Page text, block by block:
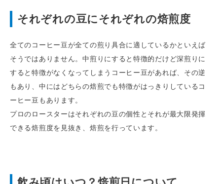
それぞれの豆にそれぞれの焙煎度
全てのコーヒー豆が全ての煎り具合に適しているかといえば
そうではありません。中煎りにすると特徴的だけど深煎りに
すると特徴がなくなってしまうコーヒー豆があれば、その逆
もあり、中にはどちらの焙煎でも特徴がはっきりしているコ
ーヒー豆もあります。
プロのロースターはそれぞれの豆の個性とそれが最大限発揮
できる焙煎度を見抜き、焙煎を行っています。